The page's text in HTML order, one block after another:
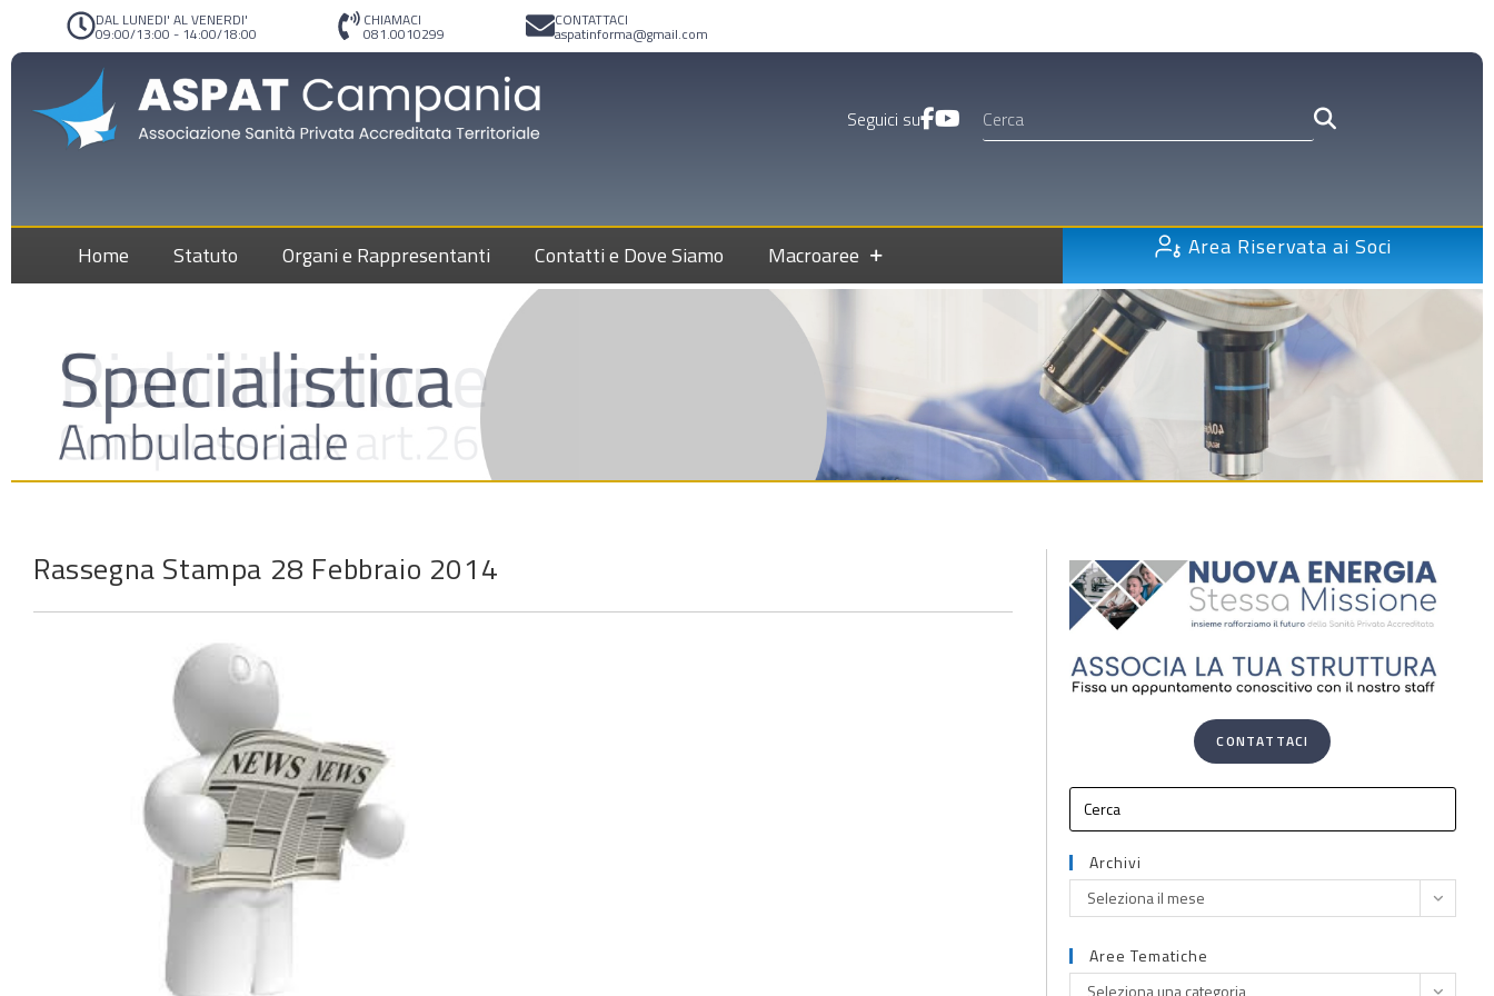
DAL LUNEDI' AL VENERDI'
09:00/13:00 - 14:00/18:00
CHIAMACI
081.0010299
CONTATTACI
aspatinforma@gmail.com
Seguici su
Home Statuto Organi e Rappresentanti Contatti e Dove Siamo Macroaree Area Riservata ai Soci
Rassegna Stampa 28 Febbraio 2014
CONTATTACI
Archivi
Seleziona il mese
Aree Tematiche
Seleziona una categoria